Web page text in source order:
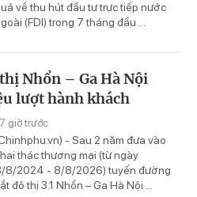
về thu hút đầu tư trực tiếp nước
(FDI) trong 7 tháng đầu ...
Nhổn – Ga Hà Nội
lượt hành khách
giờ trước
- Sau 2 năm đưa vào
thác thương mại (từ ngày
8/2024 - 8/8/2026) tuyến đường
đô thị 3.1 Nhổn – Ga Hà Nội ...